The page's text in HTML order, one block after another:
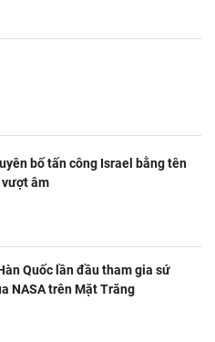
bố tấn công Israel bằng tên
âm
Quốc lần đầu tham gia sứ
NASA trên Mặt Trăng